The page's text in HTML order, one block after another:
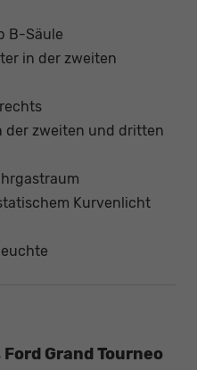
B-Säule
in der zweiten
der zweiten und dritten
Kurvenlicht
Grand Tourneo